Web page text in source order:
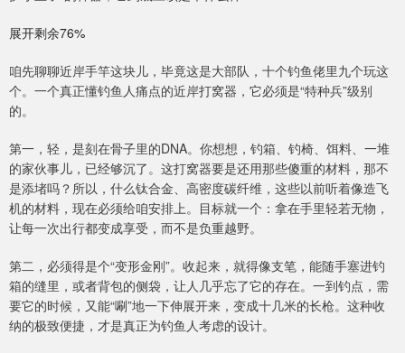
展开剩余76%
咱先聊聊近岸手竿这块儿，毕竟这是大部队，十个钓鱼佬里九个玩这
个。一个真正懂钓鱼人痛点的近岸打窝器，它必须是“特种兵”级别
的。
第一，轻，是刻在骨子里的DNA。你想想，钓箱、钓椅、饵料、一堆
的家伙事儿，已经够沉了。这打窝器要是还用那些傻重的材料，那不
是添堵吗？所以，什么钛合金、高密度碳纤维，这些以前听着像造飞
机的材料，现在必须给咱安排上。目标就一个：拿在手里轻若无物，
让每一次出行都变成享受，而不是负重越野。
第二，必须得是个“变形金刚”。收起来，就得像支笔，能随手塞进钓
箱的缝里，或者背包的侧袋，让人几乎忘了它的存在。一到钓点，需
要它的时候，又能“唰”地一下伸展开来，变成十几米的长枪。这种收
纳的极致便捷，才是真正为钓鱼人考虑的设计。